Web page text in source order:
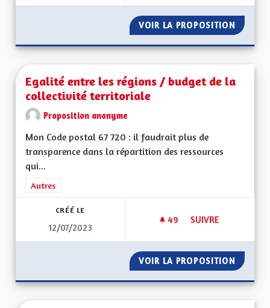
VOIR LA PROPOSITION
Egalité entre les régions / budget de la
collectivité territoriale
Proposition anonyme
Mon Code postal 67 720 : il faudrait plus de
transparence dans la répartition des ressources
qui...
Filtrer les résultats de la catégorie : Autres
Autres
CRÉÉ LE
12/07/2023
49 49 ABONNÉS
SUIVRE
VOIR LA PROPOSITION